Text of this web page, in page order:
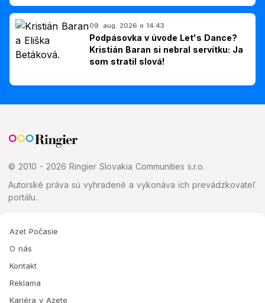
Slovákom
09. aug. 2026 o 14:43
Podpásovka v úvode Let's Dance?
Kristián Baran si nebral servítku: Ja
som stratil slová!
© 2010 - 2026 Ringier Slovakia Communities s.r.o.
Autorské práva sú vyhradené a vykonáva ich prevádzkovateľ
portálu.
Azet Počasie
O nás
Kontakt
Reklama
Kariéra v Azete